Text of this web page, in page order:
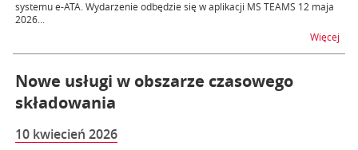
systemu e-ATA. Wydarzenie odbędzie się w aplikacji MS TEAMS 12 maja
2026...
Więcej
Nowe usługi w obszarze czasowego
składowania
10 kwiecień 2026